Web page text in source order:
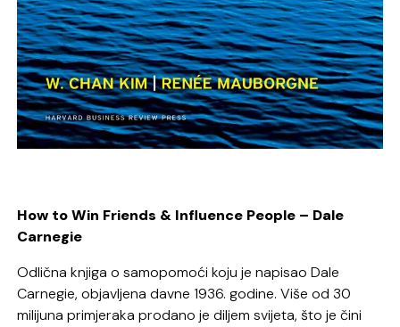
How to Win Friends & Influence People – Dale
Carnegie
Odlična knjiga o samopomoći koju je napisao Dale
Carnegie, objavljena davne 1936. godine. Više od 30
milijuna primjeraka prodano je diljem svijeta, što je čini